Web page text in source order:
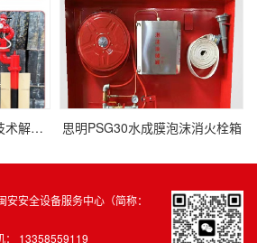
思明消防水炮与泡沫炮技术解析：选型与应用指南 思明PSG30水成膜泡沫消火栓箱
安全设备服务中心（简称：
： 13358559119